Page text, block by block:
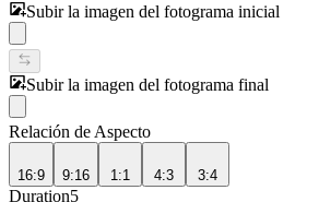
Subir la imagen del fotograma inicial
Subir la imagen del fotograma final
Relación de Aspecto
16:9 9:16 1:1 4:3 3:4
Duration5